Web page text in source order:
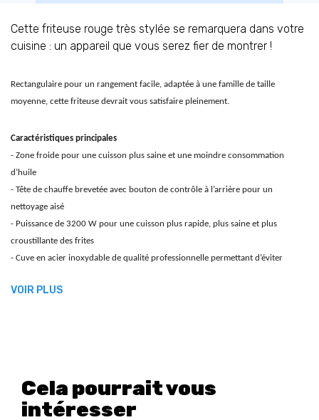
Cette friteuse rouge très stylée se remarquera dans votre
cuisine : un appareil que vous serez fier de montrer !
Rectangulaire pour un rangement facile, adaptée à une famille de taille
moyenne, cette friteuse devrait vous satisfaire pleinement.
Caractéristiques principales
- Zone froide pour une cuisson plus saine et une moindre consommation
d’huile
- Tête de chauffe brevetée avec bouton de contrôle à l’arrière pour un
nettoyage aisé
- Puissance de 3200 W pour une cuisson plus rapide, plus saine et plus
croustillante des frites
- Cuve en acier inoxydable de qualité professionnelle permettant d’éviter
- Démontage facile et complet en moins de 5 secondes
- Système de sécurité additionnel pour éviter les surchauffes
- Température réglable pour offrir des résultats parfaits
VOIR PLUS
Cela pourrait vous
intéresser